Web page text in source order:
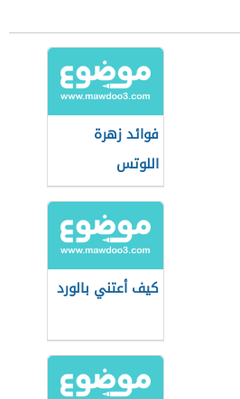
فوائد زهرة
اللوتس
كيف أعتني بالورد